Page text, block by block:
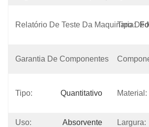
Relatório De Teste Da Maquinaria:
Tipo De
Garantia De Componentes Do
Tipo: Quantitativo Material:
Uso: Absorvente Largura: